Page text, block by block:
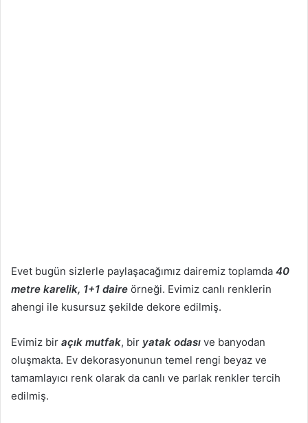
Evet bugün sizlerle paylaşacağımız dairemiz toplamda 40
metre karelik, 1+1 daire örneği. Evimiz canlı renklerin
ahengi ile kusursuz şekilde dekore edilmiş.
Evimiz bir açık mutfak, bir yatak odası ve banyodan
oluşmakta. Ev dekorasyonunun temel rengi beyaz ve
tamamlayıcı renk olarak da canlı ve parlak renkler tercih
edilmiş.